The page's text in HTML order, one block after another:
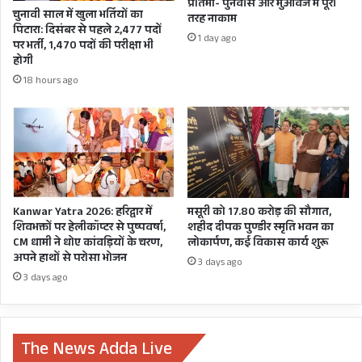
दौरान मुख्यमंत्री धामी ने शहीद के परिजनों के सांत्वना भी
दी। नेता प्रतिपक्ष यशपाल आर्य ने भी शहीद जवान
चन्द्रशेखर को श्रद्धांजलि अर्पित की।
शहीद लांस नायक चंद्रशेखर हरबोला मूलत: अल्मोड़ा जिले
छोड़
दूं,
बयान
को
महीना
और
BJP
संसदीय
बोर्ड
से
हो
गई
विदाई
चुनावी साल में खुला भर्तियों का
पिटारा: दिसंबर से पहले 2,477 पदों
पर भर्ती, 1,470 पदों की परीक्षा भी
होगी
18 hours ago
प्रतिमा- पुनर्वास और मुआवजे में पूरी
तरह नाकाम
1 day ago
Kanwar Yatra 2026: हरिद्वार में
शिवभक्तों पर हेलीकॉप्टर से पुष्पवर्षा,
CM धामी ने धोए कांवड़ियों के चरण,
अपने हाथों से परोसा भोजन
3 days ago
मसूरी को 17.80 करोड़ की सौगात,
शहीद दीपक पुण्डीर स्मृति भवन का
लोकार्पण, कई विकास कार्य शुरू
3 days ago
The News Adda Live